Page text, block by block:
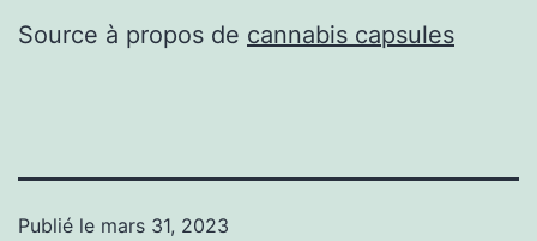
Source à propos de cannabis capsules
Publié le mars 31, 2023